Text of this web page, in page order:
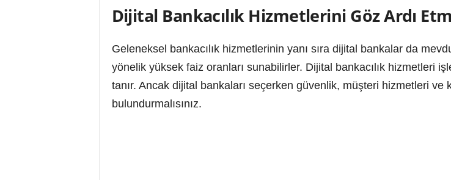
Dijital Bankacılık Hizmetlerini Göz Ardı
Geleneksel bankacılık hizmetlerinin yanı sıra dijital bankalar da
yönelik yüksek faiz oranları sunabilirler. Dijital bankacılık hizmetleri
tanır. Ancak dijital bankaları seçerken güvenlik, müşteri hizmetleri ve
bulundurmalısınız.